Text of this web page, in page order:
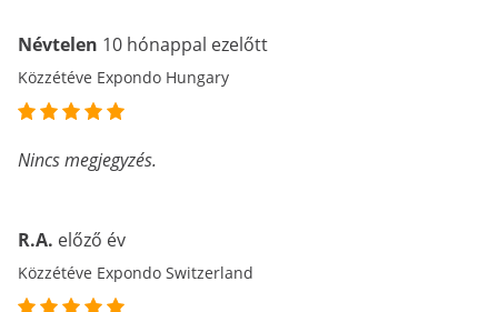
Névtelen 10 hónappal ezelőtt
Közzétéve Expondo Hungary
Nincs megjegyzés.
R.A. előző év
Közzétéve Expondo Switzerland